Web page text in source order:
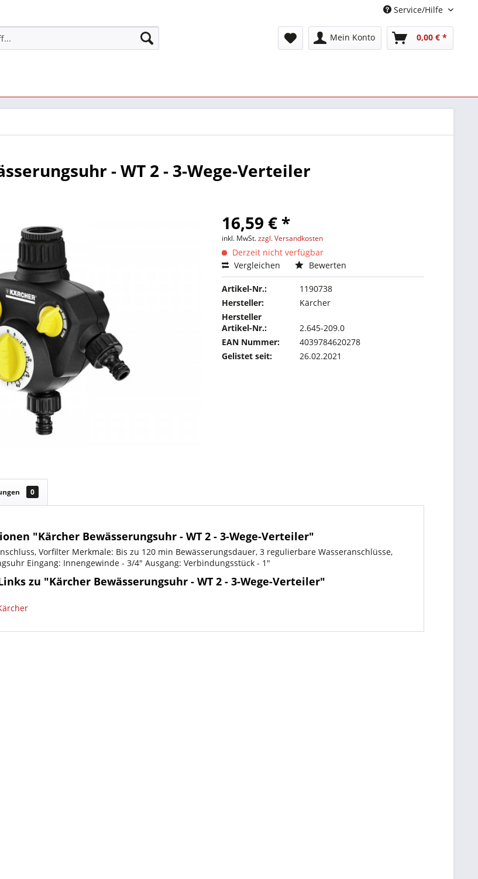
Service/Hilfe
Mein Konto 0,00 € *
- WT 2 - 3-Wege-Verteiler
16,59 € *
inkl. MwSt.zzgl. Versandkosten
Derzeit nicht verfügbar
Vergleichen
Bewerten
Artikel-Nr.:
1190738
Hersteller:
Kärcher
Hersteller
Artikel-Nr.:
2.645-209.0
EAN Nummer:
4039784620278
Gelistet seit:
26.02.2021
0
"Kärcher Bewässerungsuhr - WT 2 - 3-Wege-Verteiler"
Vorfilter Merkmale: Bis zu 120 min Bewässerungsdauer, 3 regulierbare Wasseranschlüsse,
Eingang: Innengewinde - 3/4" Ausgang: Verbindungsstück - 1"
zu "Kärcher Bewässerungsuhr - WT 2 - 3-Wege-Verteiler"